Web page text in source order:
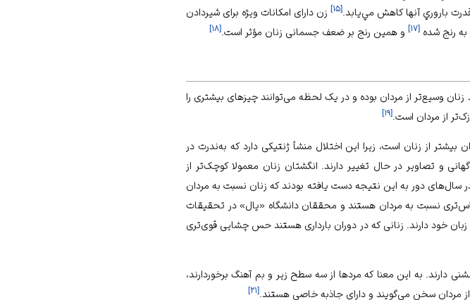
[۱۵]زن دارای امکانات ویژه برای شیردادن
به رنج شده [۱۷] و همین رنج بر ضعف جسمانی زنان مؤثر است. [۱۸]
وسیع‌تر از مردان بوده و در یک لحظه می‌توانند چیزهای بیشتری را
از مردان است. [۱۹]
از زنان است، زیرا این اختلال منشأ ژنتیکی دارد که به‌ندرت در
و تصاویر در حال تغییر دارند. انگشتان زنان معمولا کوچک‌تر از
سال‌های دور به این نتیجه دست یافته بودند که زنان نسبت به مردان
نسبت به مردان هستند و محققان دانشگاه «یال» در تحقیقات
خود دارند. زنانی که در دوران بارداری هستند حس چشایی قوی‌تری
به این معنا که مردها از سه سطح زیر و بم آهنگ برخوردارند،
مردان سخن می‌گویند و دارای جاذبه خاصی هستند. [۲۱]